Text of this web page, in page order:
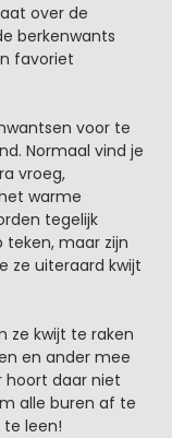
over de
berkenwants
favoriet
voor te
Normaal vind je
vroeg,
warme
tegelijk
teken, maar zijn
ze uiteraard kwijt
ze kwijt te raken
en ander mee
hoort daar niet
alle buren af te
te leen!